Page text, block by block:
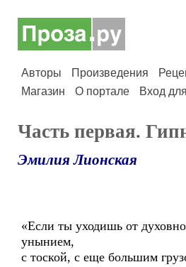
Авторы Произведения
Магазин
О портале Вход
Часть первая.
Эмилия Лионская
«Если ты уходишь от
унынием,
с тоской, с еще большим